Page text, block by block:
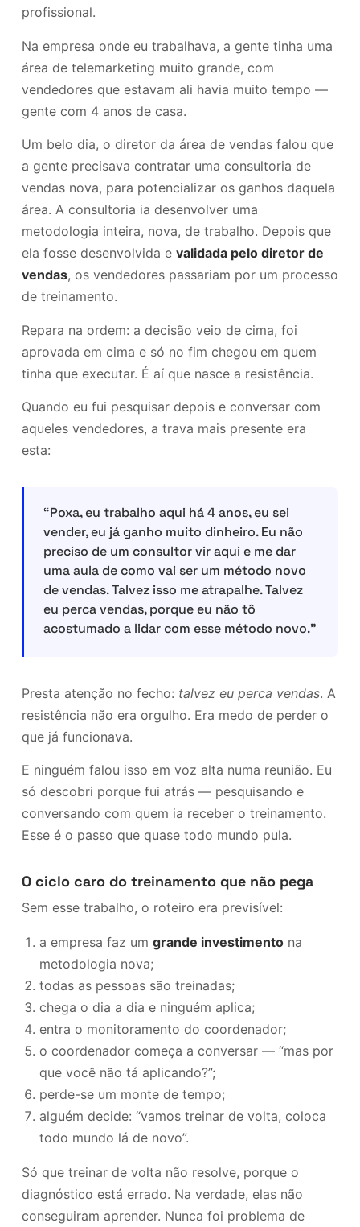
profissional.
Na empresa onde eu trabalhava, a gente tinha uma
área de telemarketing muito grande, com
vendedores que estavam ali havia muito tempo —
gente com 4 anos de casa.
Um belo dia, o diretor da área de vendas falou que
a gente precisava contratar uma consultoria de
vendas nova, para potencializar os ganhos daquela
área. A consultoria ia desenvolver uma
metodologia inteira, nova, de trabalho. Depois que
ela fosse desenvolvida e validada pelo diretor de
vendas, os vendedores passariam por um processo
de treinamento.
Repara na ordem: a decisão veio de cima, foi
aprovada em cima e só no fim chegou em quem
tinha que executar. É aí que nasce a resistência.
Quando eu fui pesquisar depois e conversar com
aqueles vendedores, a trava mais presente era
esta:
“Poxa, eu trabalho aqui há 4 anos, eu sei
vender, eu já ganho muito dinheiro. Eu não
preciso de um consultor vir aqui e me dar
uma aula de como vai ser um método novo
de vendas. Talvez isso me atrapalhe. Talvez
eu perca vendas, porque eu não tô
acostumado a lidar com esse método novo.”
Presta atenção no fecho: talvez eu perca vendas. A
resistência não era orgulho. Era medo de perder o
que já funcionava.
E ninguém falou isso em voz alta numa reunião. Eu
só descobri porque fui atrás — pesquisando e
conversando com quem ia receber o treinamento.
Esse é o passo que quase todo mundo pula.
O ciclo caro do treinamento que não pega
Sem esse trabalho, o roteiro era previsível:
a empresa faz umgrande investimento na
metodologia nova;
todas as pessoas são treinadas;
chega o dia a dia e ninguém aplica;
entra o monitoramento do coordenador;
o coordenador começa a conversar — “mas por
que você não tá aplicando?”;
perde-se um monte de tempo;
alguém decide: “vamos treinar de volta, coloca
todo mundo lá de novo”.
Só que treinar de volta não resolve, porque o
diagnóstico está errado. Na verdade, elas não
conseguiram aprender. Nunca foi problema de